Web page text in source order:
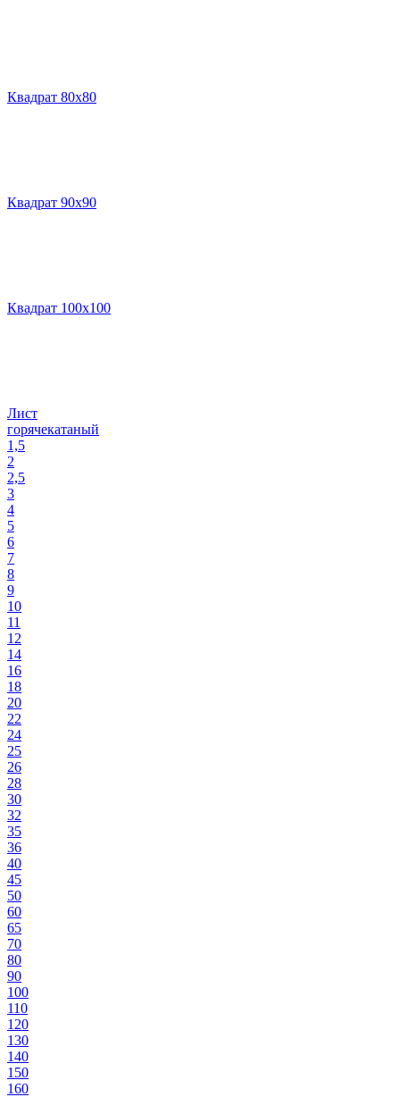
Квадрат 80х80
Квадрат 90х90
Квадрат 100х100
Лист
горячекатаный
1,5
2
2,5
3
4
5
6
7
8
9
10
11
12
14
16
18
20
22
24
25
26
28
30
32
35
36
40
45
50
60
65
70
80
90
100
110
120
130
140
150
160